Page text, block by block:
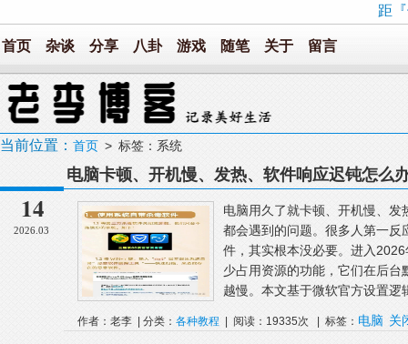
距
首页 杂谈 分享 八卦 游戏 随笔 关于 留言
当前位置： 首页 > 标签：系统
14
2026.03
电脑卡顿、开机慢、发热、软件响应迟钝怎么
些问题全可解决
电脑用久了就卡顿、开机慢、
都会遇到的问题。很多人第一
件，其实根本没必要。进入
少占用资源的功能，它们在后
越慢。本文基于微软官方设置逻
作者：老李 | 分类： 各种教程 | 阅读：19335次 | 标签： 电脑 关